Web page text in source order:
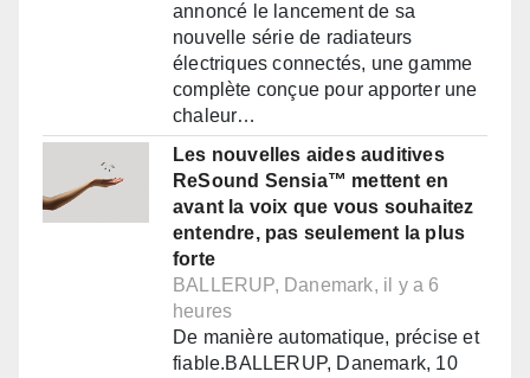
annoncé le lancement de sa
nouvelle série de radiateurs
électriques connectés, une gamme
complète conçue pour apporter une
chaleur…
Les nouvelles aides auditives
ReSound Sensia™ mettent en
avant la voix que vous souhaitez
entendre, pas seulement la plus
forte
BALLERUP, Danemark, il y a 6
heures
De manière automatique, précise et
fiable.BALLERUP, Danemark, 10